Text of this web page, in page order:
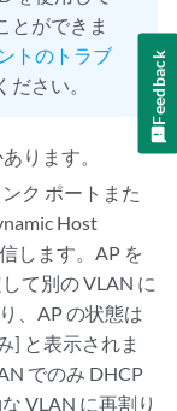
とができま
トのトラブ
ださい。
ります。
ク ポートまた
Host
します。AP を
て別の VLAN に
、AP の状態は
] と表示されま
でのみ DHCP
VLAN に再割り
Feedback